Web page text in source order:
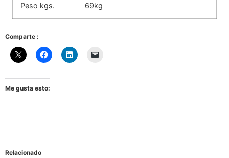
Peso kgs. 69kg
Comparte :
Me gusta esto:
Relacionado